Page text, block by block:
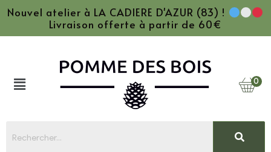
Nouvel atelier à LA CADIERE D'AZUR (83) !
Livraison offerte à partir de 60€
0